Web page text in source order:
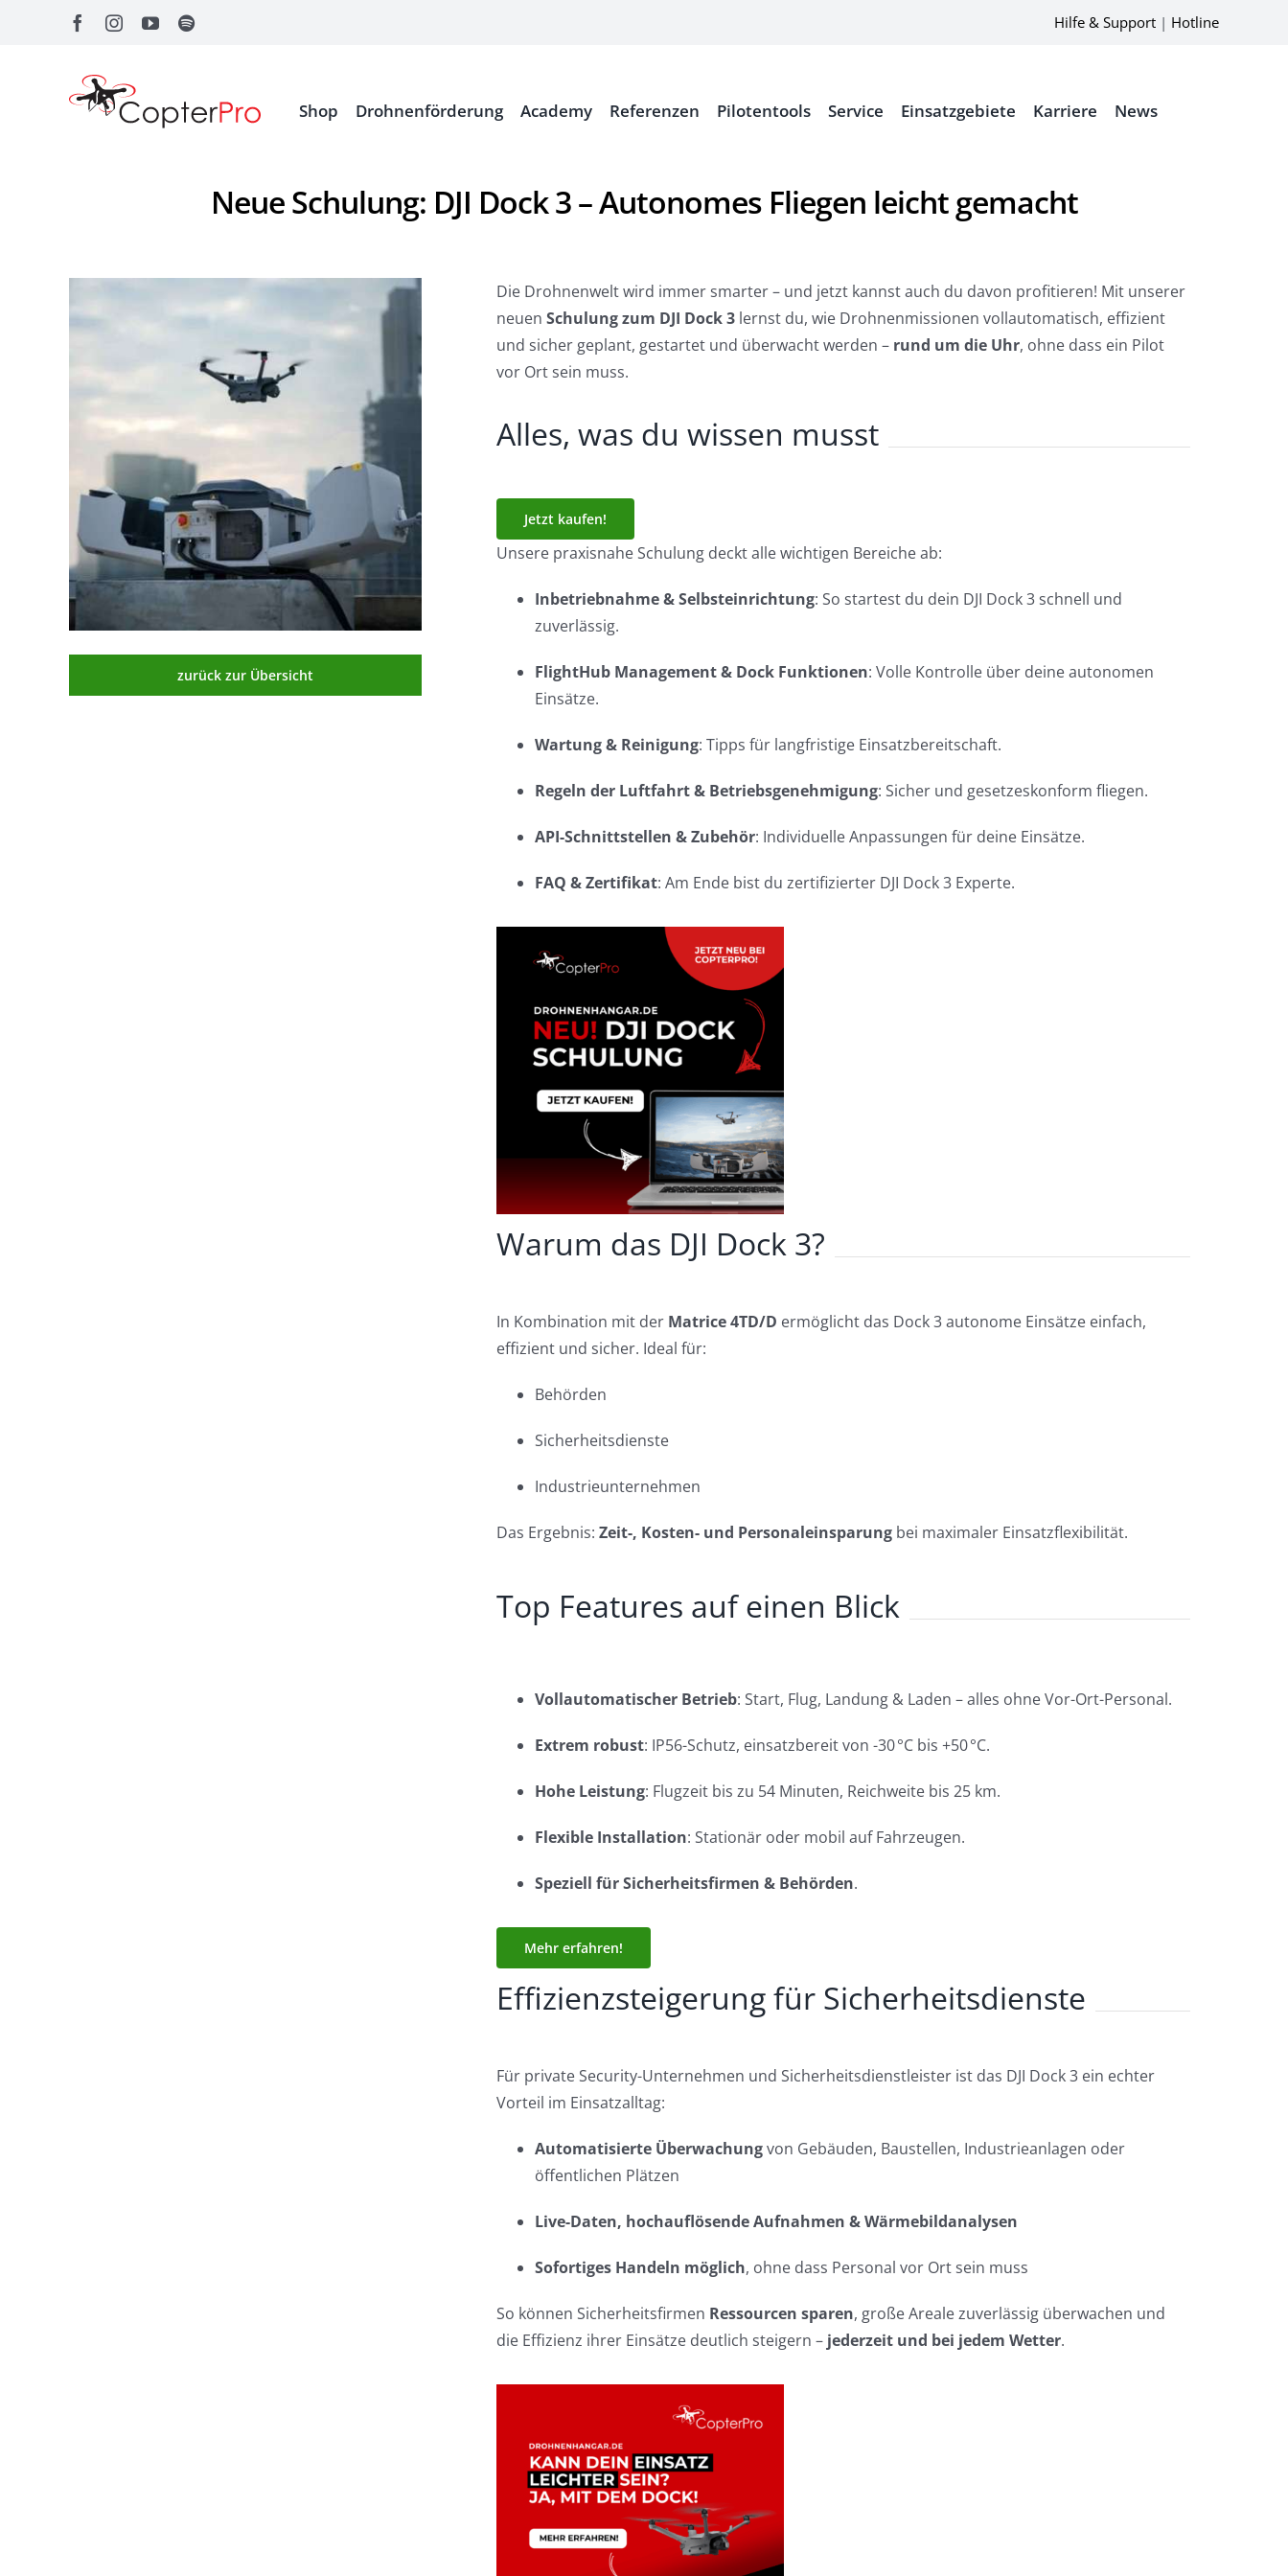
Hilfe & Support | Hotline
Shop Drohnenförderung Academy Referenzen Pilotentools Service Einsatzgebiete Karriere News
Neue Schulung: DJI Dock 3 – Autonomes Fliegen leicht gemacht
zurück zur Übersicht
Die Drohnenwelt wird immer smarter – und jetzt kannst auch du davon profitieren! Mit unserer
neuen Schulung zum DJI Dock 3lernst du, wie Drohnenmissionen vollautomatisch, effizient
und sicher geplant, gestartet und überwacht werden – rund um die Uhr, ohne dass ein Pilot
vor Ort sein muss.
Alles, was du wissen musst
Jetzt kaufen!
Unsere praxisnahe Schulung deckt alle wichtigen Bereiche ab:
Inbetriebnahme & Selbsteinrichtung: So startest du dein DJI Dock 3 schnell und
zuverlässig.
FlightHub Management & Dock Funktionen: Volle Kontrolle über deine autonomen
Einsätze.
Wartung & Reinigung: Tipps für langfristige Einsatzbereitschaft.
Regeln der Luftfahrt & Betriebsgenehmigung: Sicher und gesetzeskonform fliegen.
API-Schnittstellen & Zubehör: Individuelle Anpassungen für deine Einsätze.
FAQ & Zertifikat: Am Ende bist du zertifizierter DJI Dock 3 Experte.
Warum das DJI Dock 3?
In Kombination mit der Matrice 4TD/D ermöglicht das Dock 3 autonome Einsätze einfach,
effizient und sicher. Ideal für:
Behörden
Sicherheitsdienste
Industrieunternehmen
Das Ergebnis: Zeit-, Kosten- und Personaleinsparungbei maximaler Einsatzflexibilität.
Top Features auf einen Blick
Vollautomatischer Betrieb: Start, Flug, Landung & Laden – alles ohne Vor-Ort-Personal.
Extrem robust: IP56-Schutz, einsatzbereit von -30 °C bis +50 °C.
Hohe Leistung: Flugzeit bis zu 54 Minuten, Reichweite bis 25 km.
Flexible Installation: Stationär oder mobil auf Fahrzeugen.
Speziell für Sicherheitsfirmen & Behörden.
Mehr erfahren!
Effizienzsteigerung für Sicherheitsdienste
Für private Security-Unternehmen und Sicherheitsdienstleister ist das DJI Dock 3 ein echter
Vorteil im Einsatzalltag:
Automatisierte Überwachungvon Gebäuden, Baustellen, Industrieanlagen oder
öffentlichen Plätzen
Live-Daten, hochauflösende Aufnahmen & Wärmebildanalysen
Sofortiges Handeln möglich, ohne dass Personal vor Ort sein muss
So können Sicherheitsfirmen Ressourcen sparen, große Areale zuverlässig überwachen und
die Effizienz ihrer Einsätze deutlich steigern – jederzeit und bei jedem Wetter.